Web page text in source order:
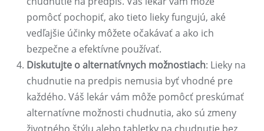
pomôcť pochopiť, ako tieto lieky fungujú, aké
vedľajšie účinky môžete očakávať a ako ich
bezpečne a efektívne používať.
Diskutujte o alternatívnych možnostiach: Lieky na
chudnutie na predpis nemusia byť vhodné pre
každého. Váš lekár vám môže pomôcť preskúmať
alternatívne možnosti chudnutia, ako sú zmeny